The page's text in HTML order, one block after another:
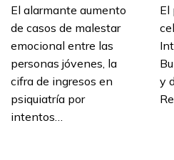
El alarmante aumento
de casos de malestar
emocional entre las
personas jóvenes, la
cifra de ingresos en
psiquiatría por
intentos…
El
y